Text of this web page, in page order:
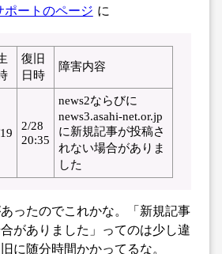
ポートのページ に
復旧
日時
障害内容
2/28
20:35
news2ならびに
news3.asahi-net.or.jp
に新規記事が投稿さ
れない場合がありま
した
ったのでこれかな。「新規記事
がありました」ってのは少し違
に随分時間かかってるな。